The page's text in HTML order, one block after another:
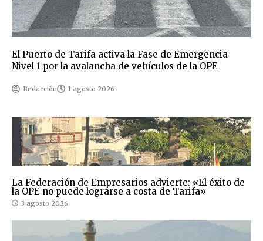
El Puerto de Tarifa activa la Fase de Emergencia
Nivel 1 por la avalancha de vehículos de la OPE
Redacción 1 agosto 2026
La Federación de Empresarios advierte: «El éxito de
la OPE no puede lograrse a costa de Tarifa»
3 agosto 2026